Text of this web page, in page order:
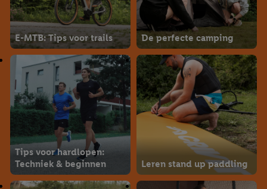
E-MTB: Tips voor trails De perfecte camping
Tips voor hardlopen:
Techniek & beginnen
Leren stand up paddling